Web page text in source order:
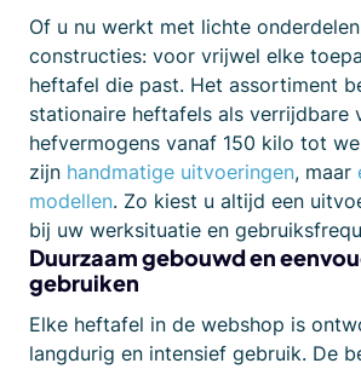
Of u nu werkt met lichte
constructies: voor vrijwel elke
heftafel die past. Het assortiment
stationaire heftafels als verrijdbare
hefvermogens vanaf 150 kilo tot
zijn handmatige uitvoeringen, maar
modellen. Zo kiest u altijd een
bij uw werksituatie en
Duurzaam gebouwd en
gebruiken
Elke heftafel in de webshop is
langdurig en intensief gebruik. De